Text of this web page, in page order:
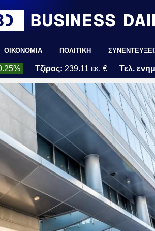
ΟΙΚΟΝΟΜΙΑ ΠΟΛΙΤΙΚΗ
Τζίρος: 239.11 εκ. € Τελ.